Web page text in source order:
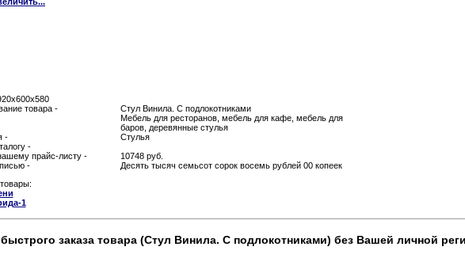
товара -
Стул Винила. С подлокотниками
Мебель для ресторанов, мебель для кафе, мебель для
баров, деревянные стулья
-
Стулья
-
прайс-листу -
10748 руб.
-
Десять тысяч семьсот сорок восемь рублей 00 копеек
1
заказа товара (Стул Винила. С подлокотниками) без Вашей личной